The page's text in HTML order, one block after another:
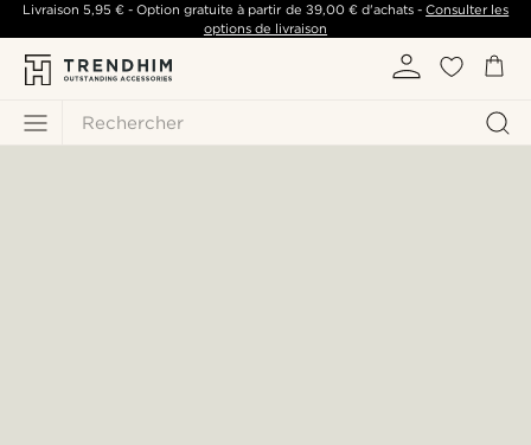
Rechercher
Livraison 5,95 €- Option gratuite à partir de 39,00 €d'achats -Consulter les
options de livraison